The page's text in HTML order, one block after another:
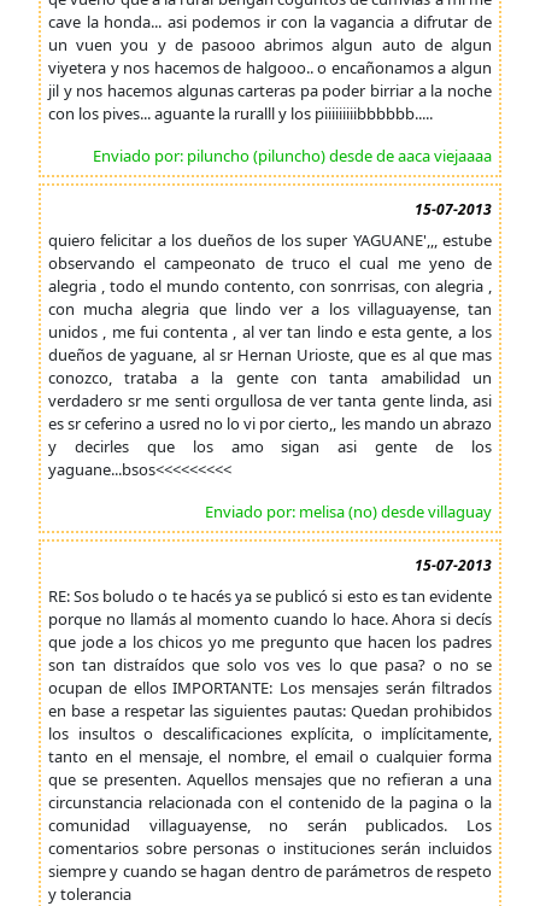
cave la honda... asi podemos ir con la vagancia a difrutar de
un vuen you y de pasooo abrimos algun auto de algun
viyetera y nos hacemos de halgooo.. o encañonamos a algun
jil y nos hacemos algunas carteras pa poder birriar a la noche
con los pives... aguante la ruralll y los piiiiiiiiibbbbbb.....
Enviado por: piluncho (piluncho) desde de aaca viejaaaa
15-07-2013
quiero felicitar a los dueños de los super YAGUANE',,, estube
observando el campeonato de truco el cual me yeno de
alegria , todo el mundo contento, con sonrrisas, con alegria ,
con mucha alegria que lindo ver a los villaguayense, tan
unidos , me fui contenta , al ver tan lindo e esta gente, a los
dueños de yaguane, al sr Hernan Urioste, que es al que mas
conozco, trataba a la gente con tanta amabilidad un
verdadero sr me senti orgullosa de ver tanta gente linda, asi
es sr ceferino a usred no lo vi por cierto,, les mando un abrazo
y decirles que los amo sigan asi gente de los
yaguane...bsos<<<<<<<<<
Enviado por: melisa (no) desde villaguay
15-07-2013
RE: Sos boludo o te hacés ya se publicó si esto es tan evidente
porque no llamás al momento cuando lo hace. Ahora si decís
que jode a los chicos yo me pregunto que hacen los padres
son tan distraídos que solo vos ves lo que pasa? o no se
ocupan de ellos IMPORTANTE: Los mensajes serán filtrados
en base a respetar las siguientes pautas: Quedan prohibidos
los insultos o descalificaciones explícita, o implícitamente,
tanto en el mensaje, el nombre, el email o cualquier forma
que se presenten. Aquellos mensajes que no refieran a una
circunstancia relacionada con el contenido de la pagina o la
comunidad villaguayense, no serán publicados. Los
comentarios sobre personas o instituciones serán incluidos
siempre y cuando se hagan dentro de parámetros de respeto
y tolerancia